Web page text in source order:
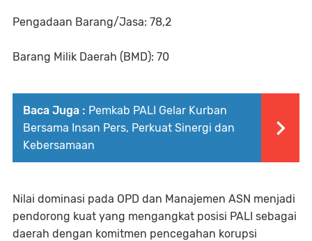
Pengadaan Barang/Jasa: 78,2
Barang Milik Daerah (BMD): 70
Baca Juga : Pemkab PALI Gelar Kurban
Bersama Insan Pers, Perkuat Sinergi dan
Kebersamaan
Nilai dominasi pada OPD dan Manajemen ASN menjadi
pendorong kuat yang mengangkat posisi PALI sebagai
daerah dengan komitmen pencegahan korupsi